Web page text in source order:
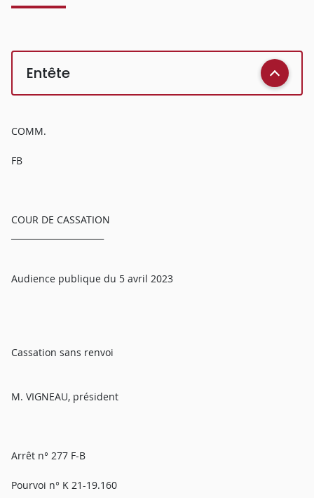
Entête
COMM.
FB
COUR DE CASSATION
Audience publique du 5 avril 2023
Cassation sans renvoi
M. VIGNEAU, président
Arrêt n° 277 F-B
Pourvoi n° K 21-19.160